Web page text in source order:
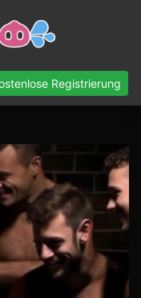
Registrierung